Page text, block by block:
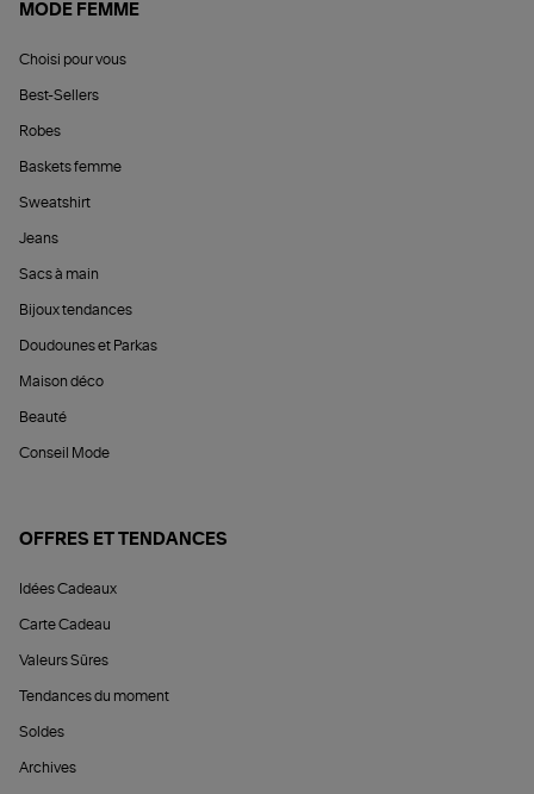
MODE FEMME
Choisi pour vous
Best-Sellers
Robes
Baskets femme
Sweatshirt
Jeans
Sacs à main
Bijoux tendances
Doudounes et Parkas
Maison déco
Beauté
Conseil Mode
OFFRES ET TENDANCES
Idées Cadeaux
Carte Cadeau
Valeurs Sûres
Tendances du moment
Soldes
Archives